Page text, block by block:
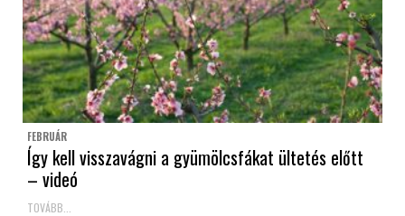
FEBRUÁR
Így kell visszavágni a gyümölcsfákat ültetés előtt
– videó
TOVÁBB...